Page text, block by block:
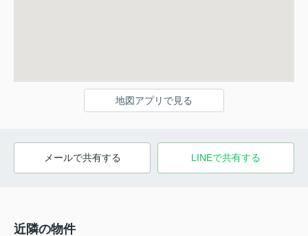
地図アプリで見る
メールで共有する LINEで共有する
近隣の物件